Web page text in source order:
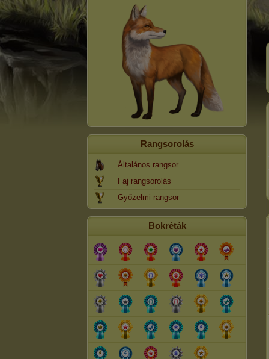
Rangsorolás
Általános rangsor
Faj rangsorolás
Győzelmi rangsor
Bokréták